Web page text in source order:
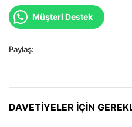
Müşteri Destek
Paylaş:
DAVETIYELER IÇIN